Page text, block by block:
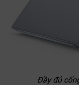
Đầy đủ